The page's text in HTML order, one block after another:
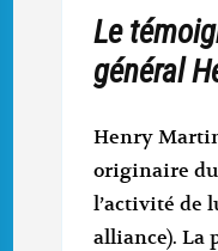
Le
général
Henry
originaire
l’activité de
alliance). La